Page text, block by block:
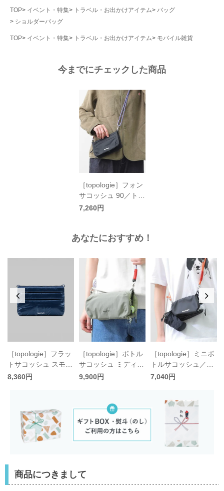
TOP イベント・特集 トラベル・お出かけアイテム
バッグ
ショルダーバッグ
TOP イベント・特集 トラベル・お出かけアイテム モバイル雑貨
今までにチェックした商品
［topologie］フォン
サコッシュ 90／トポ
ロジー
7,260円
あなたにおすすめ！
［topologie］フラッ
トサコッシュ スモー
ル／トポロジー
8,360円
［topologie］ボトル
サコッシュ ミディア
ム／トポロジー
9,900円
［topologie］ミニボ
トルサコッシュ／ト
ポロジー
7,040円
商品につきまして